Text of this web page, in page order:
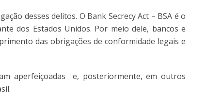
desses delitos. O Bank Secrecy Act – BSA é o
dos Estados Unidos. Por meio dele, bancos e
das obrigações de conformidade legais e
aperfeiçoadas e, posteriormente, em outros